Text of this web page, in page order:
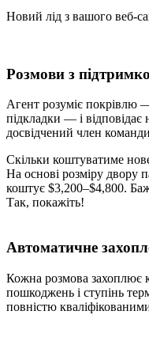
Новий лід з вашого веб-
Розмови з
Агент розуміє покрівлю
підкладки — і відповідає
досвідчений член
Скільки коштуватиме
На основі розміру двору
коштує $3,200–$4,800.
Так, покажіть!
Автоматичне
Кожна розмова захоплює
пошкоджень і ступінь
повністю